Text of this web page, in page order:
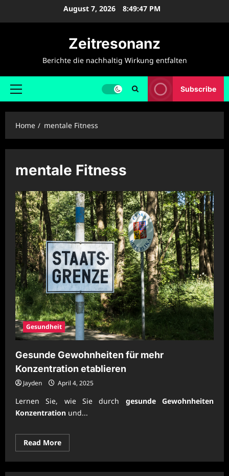
August 7, 2026 8:49:48 PM
Zeitresonanz
Berichte die nachhaltig Wirkung entfalten
Primary
Subscribe
Home mentale Fitness
mentale Fitness
Gesundheit
Gesunde Gewohnheiten für mehr
Konzentration etablieren
Jayden April 4, 2025
Lernen Sie, wie Sie durch gesunde Gewohnheiten
Konzentration und...
Read MoreRead
more
Gesunde
Gewohnheiten